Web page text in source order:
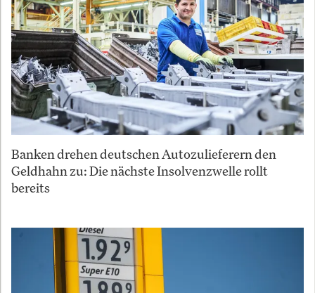
Banken drehen deutschen Autozulieferern den
Geldhahn zu: Die nächste Insolvenzwelle rollt
bereits